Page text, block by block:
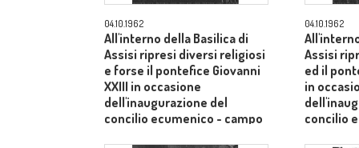
04.10.1962
All'interno della Basilica di
Assisi ripresi diversi religiosi
e forse il pontefice Giovanni
XXIII in occasione
dell'inaugurazione del
concilio ecumenico - campo
04.10.1962
Assisi
ed il
in
concilio